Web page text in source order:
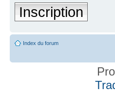
Inscription
Index du forum